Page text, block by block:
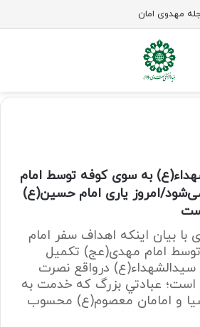
نسل منتظر و زمینه‌ساز جوانی جمعیت
به سوی کوفه توسط امام
امروز یاری امام حسین(ع)
بیان اینکه اهداف سفر امام
امام مهدی(عج) تکمیل
درواقع نصرت
عبادتي بزرگ که خدمت به
و امامان معصوم(ع) محسوب